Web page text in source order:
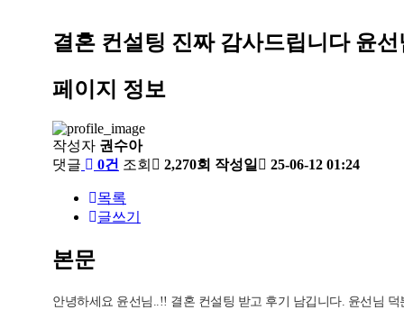
결혼 컨설팅 진짜 감사드립니다 윤
페이지 정보
작성자 권수아
댓글
0건 조회 2,270회 작성일 25-06-12 01:24
목록
글쓰기
본문
안녕하세요 윤선님..!! 결혼 컨설팅 받고 후기 남깁니다. 윤선님